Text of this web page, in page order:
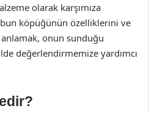
olarak karşımıza
köpüğünün özelliklerini ve
anlamak, onun sunduğu
değerlendirmemize yardımcı